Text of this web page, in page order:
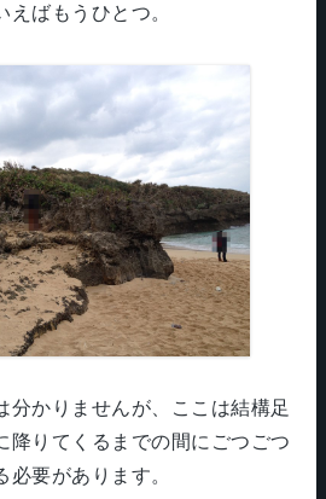
ばもうひとつ。
分かりませんが、ここは結構足
降りてくるまでの間にごつごつ
必要があります。